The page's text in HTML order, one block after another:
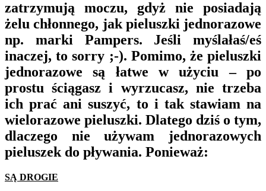
zatrzymują moczu, gdyż nie posiadają
żelu chłonnego, jak pieluszki jednorazowe
np. marki Pampers. Jeśli myślałaś/eś
inaczej, to sorry ;-). Pomimo, że pieluszki
jednorazowe są łatwe w użyciu – po
prostu ściągasz i wyrzucasz, nie trzeba
ich prać ani suszyć, to i tak stawiam na
wielorazowe pieluszki. Dlatego dziś o tym,
dlaczego nie używam jednorazowych
pieluszek do pływania. Ponieważ:
SĄ DROGIE